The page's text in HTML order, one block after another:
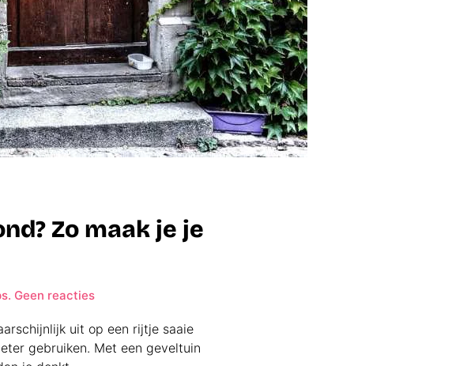
Zo maak je je
. Geen reactiesop
aanleggen
in
Roermond?
uit op een rijtje saaie
gebruiken. Met een geveltuin